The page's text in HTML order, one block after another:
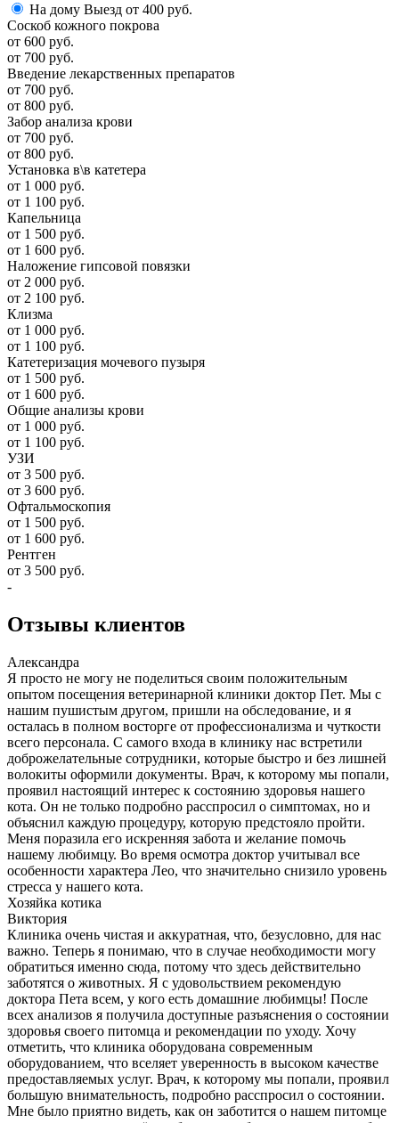
На дому Выезд от 400 руб.
Соскоб кожного покрова
от 600 руб.
от 700 руб.
Введение лекарственных препаратов
от 700 руб.
от 800 руб.
Забор анализа крови
от 700 руб.
от 800 руб.
Установка в\в катетера
от 1 000 руб.
от 1 100 руб.
Капельница
от 1 500 руб.
от 1 600 руб.
Наложение гипсовой повязки
от 2 000 руб.
от 2 100 руб.
Клизма
от 1 000 руб.
от 1 100 руб.
Катетеризация мочевого пузыря
от 1 500 руб.
от 1 600 руб.
Общие анализы крови
от 1 000 руб.
от 1 100 руб.
УЗИ
от 3 500 руб.
от 3 600 руб.
Офтальмоскопия
от 1 500 руб.
от 1 600 руб.
Рентген
от 3 500 руб.
-
Отзывы клиентов
Александра
Я просто не могу не поделиться своим положительным
опытом посещения ветеринарной клиники доктор Пет. Мы с
нашим пушистым другом, пришли на обследование, и я
осталась в полном восторге от профессионализма и чуткости
всего персонала. С самого входа в клинику нас встретили
доброжелательные сотрудники, которые быстро и без лишней
волокиты оформили документы. Врач, к которому мы попали,
проявил настоящий интерес к состоянию здоровья нашего
кота. Он не только подробно расспросил о симптомах, но и
объяснил каждую процедуру, которую предстояло пройти.
Меня поразила его искренняя забота и желание помочь
нашему любимцу. Во время осмотра доктор учитывал все
особенности характера Лео, что значительно снизило уровень
стресса у нашего кота.
Хозяйка котика
Виктория
Клиника очень чистая и аккуратная, что, безусловно, для нас
важно. Теперь я понимаю, что в случае необходимости могу
обратиться именно сюда, потому что здесь действительно
заботятся о животных. Я с удовольствием рекомендую
доктора Пета всем, у кого есть домашние любимцы! После
всех анализов я получила доступные разъяснения о состоянии
здоровья своего питомца и рекомендации по уходу. Хочу
отметить, что клиника оборудована современным
оборудованием, что вселяет уверенность в высоком качестве
предоставляемых услуг. Врач, к которому мы попали, проявил
большую внимательность, подробно расспросил о состоянии.
Мне было приятно видеть, как он заботится о нашем питомце